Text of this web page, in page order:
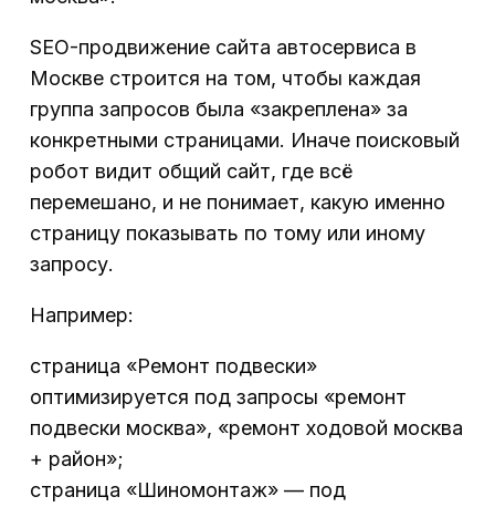
SEO-продвижение сайта автосервиса в
Москве строится на том, чтобы каждая
группа запросов была «закреплена» за
конкретными страницами. Иначе поисковый
робот видит общий сайт, где всё
перемешано, и не понимает, какую именно
страницу показывать по тому или иному
запросу.
Например:
страница «Ремонт подвески»
оптимизируется под запросы «ремонт
подвески москва», «ремонт ходовой москва
+ район»;
страница «Шиномонтаж» — под